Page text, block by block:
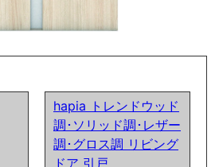
hapia トレンドウッド
調･ソリッド調･レザー
調･グロス調 リビング
ドア 引戸